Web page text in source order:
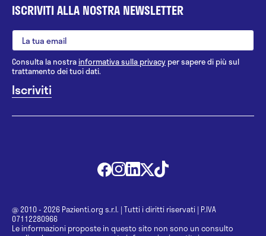
ISCRIVITI ALLA NOSTRA NEWSLETTER
Consulta la nostrainformativa sulla privacy per sapere di più sul
trattamento dei tuoi dati.
@ 2010 - 2026 Pazienti.org s.r.l. | Tutti i diritti riservati | P.IVA
07112280966
Le informazioni proposte in questo sito non sono un consulto